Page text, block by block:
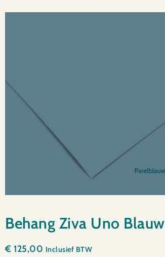
Behang Ziva Uno Blauw
€ 125,00 Inclusief BTW